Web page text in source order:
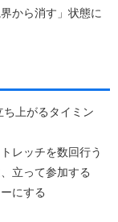
から消す」状態に
上がるタイミン
レッチを数回行う
立って参加する
にする